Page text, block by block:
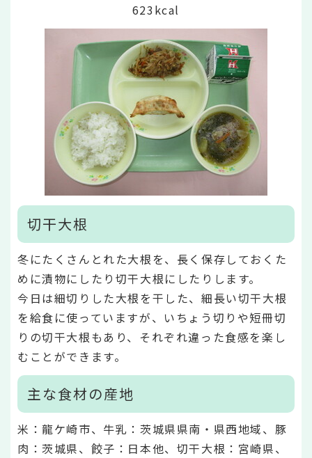
623kcal
切干大根
冬にたくさんとれた大根を、長く保存しておくた
めに漬物にしたり切干大根にしたりします。
今日は細切りした大根を干した、細長い切干大根
を給食に使っていますが、いちょう切りや短冊切
りの切干大根もあり、それぞれ違った食感を楽し
むことができます。
主な食材の産地
米：龍ケ崎市、牛乳：茨城県県南・県西地域、豚
肉：茨城県、餃子：日本他、切干大根：宮崎県、